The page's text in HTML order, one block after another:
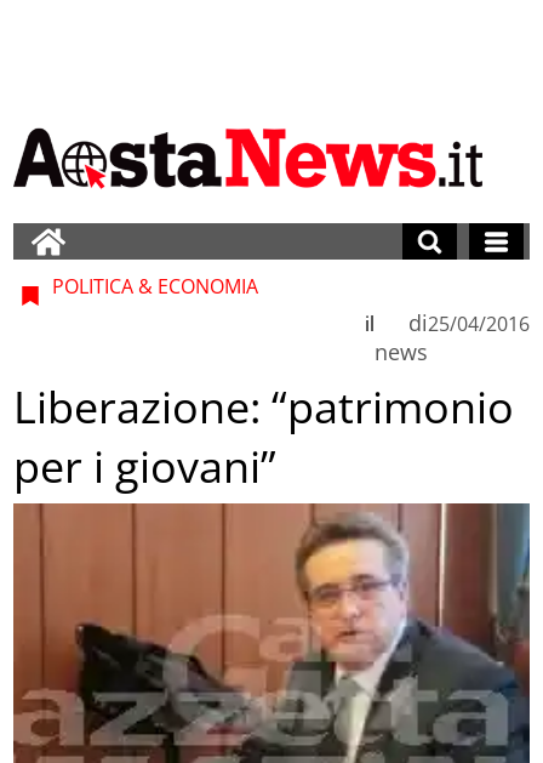
POLITICA & ECONOMIA
di
news
il 25/04/2016
Liberazione: “patrimonio
per i giovani”